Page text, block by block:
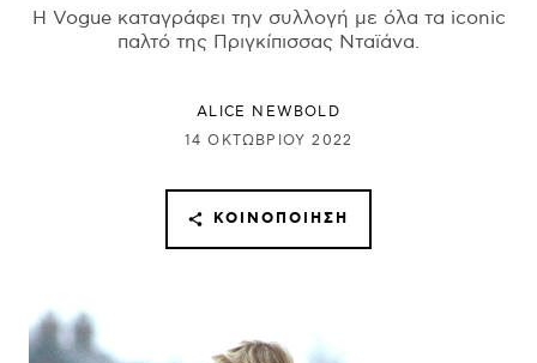
Η Vogue καταγράφει την συλλογή με όλα τα iconic
παλτό της Πριγκίπισσας Νταϊάνα.
ALICE NEWBOLD
14 ΟΚΤΩΒΡΊΟΥ 2022
ΚΟΙΝΟΠΟΊΗΣΗ